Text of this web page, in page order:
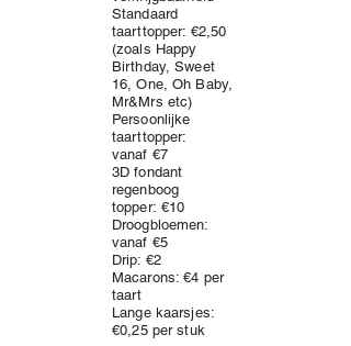
Standaard
taarttopper: €2,50
(zoals Happy
Birthday, Sweet
16, One, Oh Baby,
Mr&Mrs etc)
Persoonlijke
taarttopper:
vanaf €7
3D fondant
regenboog
topper: €10
Droogbloemen:
vanaf €5
Drip: €2
Macarons: €4 per
taart
Lange kaarsjes:
€0,25 per stuk